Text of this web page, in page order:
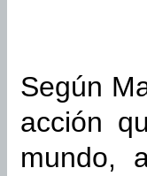
Según
acción
mundo,